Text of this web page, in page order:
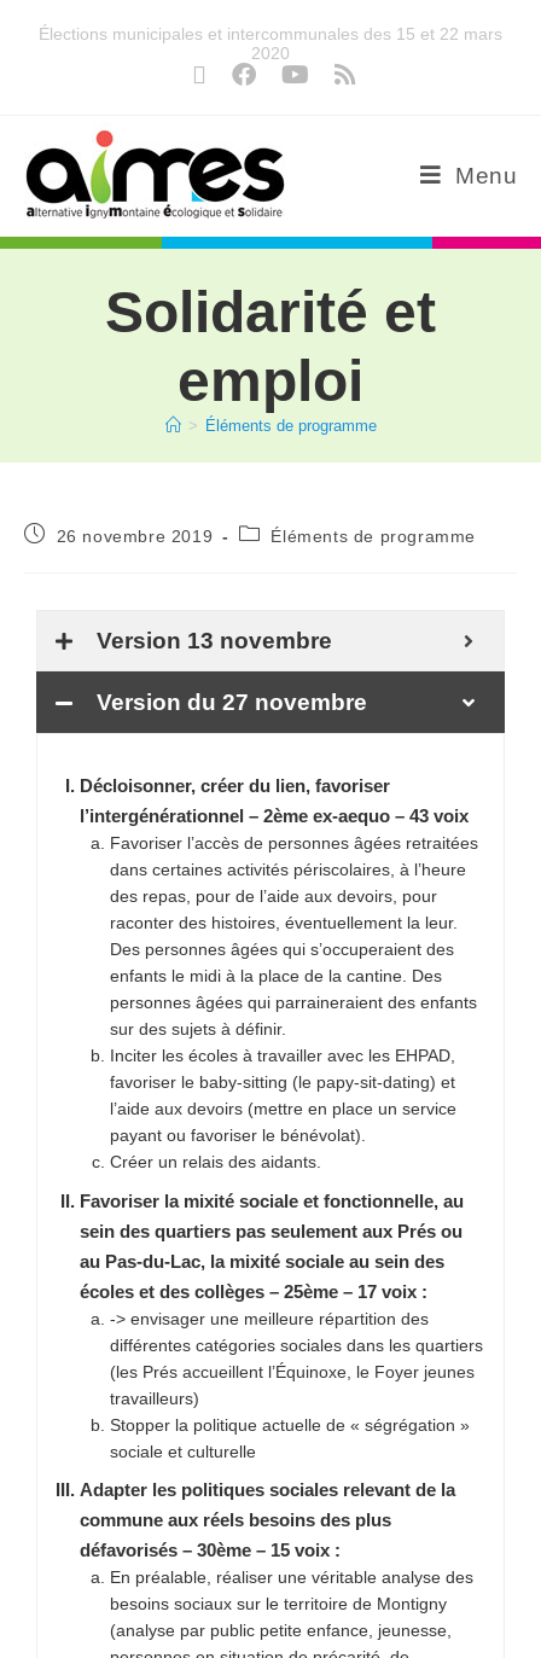
Élections municipales et intercommunales des 15 et 22 mars
2020
Menu
Solidarité et
emploi
> Éléments de programme
26 novembre 2019 Éléments de programme
Version 13 novembre
Version du 27 novembre
Décloisonner, créer du lien, favoriser
l’intergénérationnel – 2ème ex-aequo – 43 voix
Favoriser l’accès de personnes âgées retraitées
dans certaines activités périscolaires, à l’heure
des repas, pour de l’aide aux devoirs, pour
raconter des histoires, éventuellement la leur.
Des personnes âgées qui s’occuperaient des
enfants le midi à la place de la cantine. Des
personnes âgées qui parraineraient des enfants
sur des sujets à définir.
Inciter les écoles à travailler avec les EHPAD,
favoriser le baby-sitting (le papy-sit-dating) et
l’aide aux devoirs (mettre en place un service
payant ou favoriser le bénévolat).
Créer un relais des aidants.
Favoriser la mixité sociale et fonctionnelle, au
sein des quartiers pas seulement aux Prés ou
au Pas-du-Lac, la mixité sociale au sein des
écoles et des collèges – 25ème – 17 voix :
-> envisager une meilleure répartition des
différentes catégories sociales dans les quartiers
(les Prés accueillent l’Équinoxe, le Foyer jeunes
travailleurs)
Stopper la politique actuelle de « ségrégation »
sociale et culturelle
Adapter les politiques sociales relevant de la
commune aux réels besoins des plus
défavorisés – 30ème – 15 voix :
En préalable, réaliser une véritable analyse des
besoins sociaux sur le territoire de Montigny
(analyse par public petite enfance, jeunesse,